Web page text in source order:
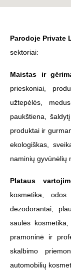
Parodoje Private
sektoriai:
Maistas ir
prieskoniai,
užtepėlės,
paukštiena,
produktai ir
ekologiškas,
naminių gyvūnėlių
Plataus
kosmetika,
dezodorantai,
saulės
pramoninė ir
skalbimo
automobilių